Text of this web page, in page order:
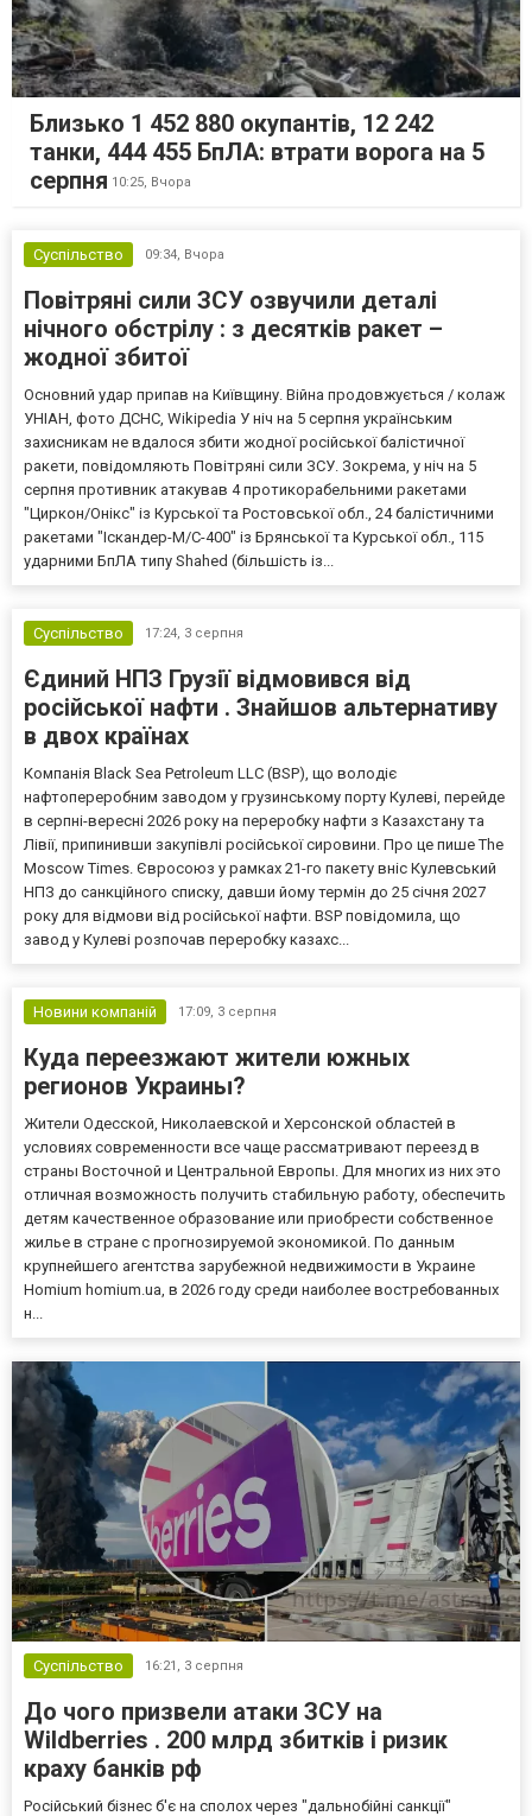
Близько 1 452 880 окупантів, 12 242
танки, 444 455 БпЛА: втрати ворога на 5
серпня 10:25, Вчора
Суспільство 09:34, Вчора
Повітряні сили ЗСУ озвучили деталі
нічного обстрілу : з десятків ракет –
жодної збитої
Основний удар припав на Київщину. Війна продовжується / колаж
УНІАН, фото ДСНС, Wikipedia У ніч на 5 серпня українським
захисникам не вдалося збити жодної російської балістичної
ракети, повідомляють Повітряні сили ЗСУ. Зокрема, у ніч на 5
серпня противник атакував 4 протикорабельними ракетами
"Циркон/Онікс" із Курської та Ростовської обл., 24 балістичними
ракетами "Іскандер-М/С-400" із Брянської та Курської обл., 115
ударними БпЛА типу Shahed (більшість із...
Суспільство 17:24, 3 серпня
Єдиний НПЗ Грузії відмовився від
російської нафти . Знайшов альтернативу
в двох країнах
Компанія Black Sea Petroleum LLC (BSP), що володіє
нафтопереробним заводом у грузинському порту Кулеві, перейде
в серпні-вересні 2026 року на переробку нафти з Казахстану та
Лівії, припинивши закупівлі російської сировини. Про це пише The
Moscow Times. Євросоюз у рамках 21-го пакету вніс Кулевський
НПЗ до санкційного списку, давши йому термін до 25 січня 2027
року для відмови від російської нафти. BSP повідомила, що
завод у Кулеві розпочав переробку казахс...
Новини компаній 17:09, 3 серпня
Куда переезжают жители южных
регионов Украины?
Жители Одесской, Николаевской и Херсонской областей в
условиях современности все чаще рассматривают переезд в
страны Восточной и Центральной Европы. Для многих из них это
отличная возможность получить стабильную работу, обеспечить
детям качественное образование или приобрести собственное
жилье в стране с прогнозируемой экономикой. По данным
крупнейшего агентства зарубежной недвижимости в Украине
Homium homium.ua, в 2026 году среди наиболее востребованных
н...
Суспільство 16:21, 3 серпня
До чого призвели атаки ЗСУ на
Wildberries . 200 млрд збитків і ризик
краху банків рф
Російський бізнес б'є на сполох через "дальнобійні санкції"